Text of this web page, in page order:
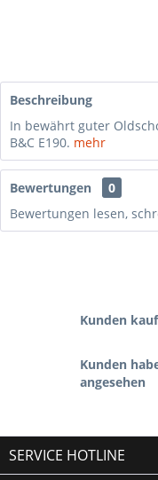
Beschreibung
In bewährt guter
B&C E190. mehr
Bewertungen
0
Bewertungen lesen,
Kunden
Kunden
angesehen
SERVICE HOTLINE